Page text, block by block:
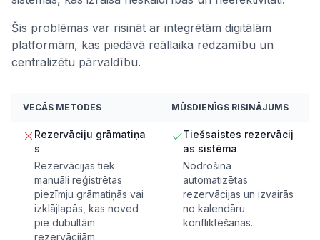
Šīs problēmas var risināt ar integrētām digitālām
platformām, kas piedāvā reāllaika redzamību un
centralizētu pārvaldību.
VECĀS METODES MŪSDIENĪGS RISINĀJUMS
Rezervāciju grāmatiņa
s
Rezervācijas tiek
manuāli reģistrētas
piezīmju grāmatiņās vai
izklājlapās, kas noved
pie dubultām
rezervācijām.
Tiešsaistes rezervācij
as sistēma
Nodrošina
automatizētas
rezervācijas un izvairās
no kalendāru
konfliktēšanas.